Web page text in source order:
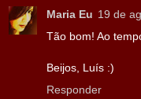
Maria Eu 19 de
Tão bom! Ao
Beijos, Luís :)
Responder